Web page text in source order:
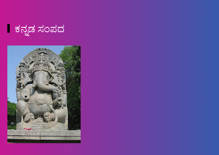
ಕನ್ನಡ ಸಂಪದ